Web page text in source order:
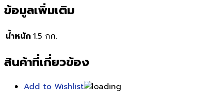
ข้อมูลเพิ่มเติม
น้ำหนัก 1.5 กก.
สินค้าที่เกี่ยวข้อง
Add to Wishlist